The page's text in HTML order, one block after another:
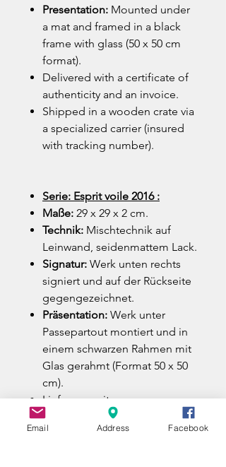
Presentation: Mounted under
a mat and framed in a black
frame with glass (50 x 50 cm
format).
Delivered with a certificate of
authenticity and an invoice.
Shipped in a wooden crate via
a specialized carrier (insured
with tracking number).
Serie: Esprit voile 2016 :
Maße: 29 x 29 x 2 cm.
Technik: Mischtechnik auf
Leinwand, seidenmattem Lack.
Signatur: Werk unten rechts
signiert und auf der Rückseite
gegengezeichnet.
Präsentation: Werk unter
Passepartout montiert und in
einem schwarzen Rahmen mit
Glas gerahmt (Format 50 x 50
cm).
Lieferung mit
Echtheitszertifikat und
Rechnung.
Email Address Facebook